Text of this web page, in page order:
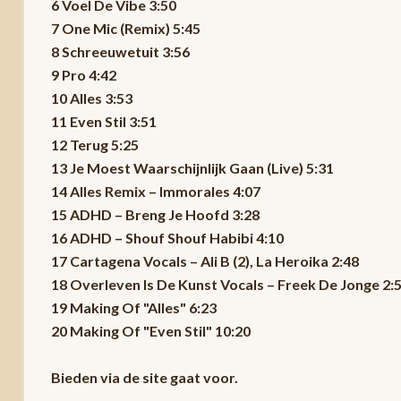
6 Voel De Vibe 3:50
7 One Mic (Remix) 5:45
8 Schreeuwetuit 3:56
9 Pro 4:42
10 Alles 3:53
11 Even Stil 3:51
12 Terug 5:25
13 Je Moest Waarschijnlijk Gaan (Live) 5:31
14 Alles Remix – Immorales 4:07
15 ADHD – Breng Je Hoofd 3:28
16 ADHD – Shouf Shouf Habibi 4:10
17 Cartagena Vocals – Ali B (2), La Heroika 2:48
18 Overleven Is De Kunst Vocals – Freek De Jonge
19 Making Of "Alles" 6:23
20 Making Of "Even Stil" 10:20
Bieden via de site gaat voor.